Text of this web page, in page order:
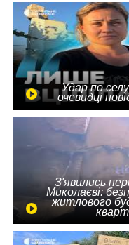
Удар по
очевидці
З'явились
Миколаєві:
житлового